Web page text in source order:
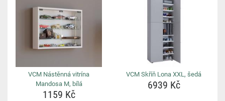
VCM Nástěnná vitrína
Mandosa M, bílá
1159 Kč
VCM Skříň Lona XXL, šedá
6939 Kč